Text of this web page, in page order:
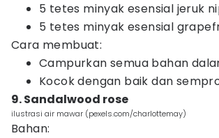
5 tetes minyak esensial jeruk
5 tetes minyak esensial
Cara membuat:
Campurkan semua bahan
Kocok dengan baik dan
9. Sandalwood rose
ilustrasi air mawar (pexels.com/charlottemay)
Bahan: